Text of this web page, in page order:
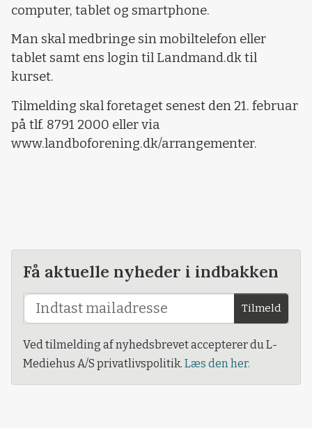
computer, tablet og smartphone.
Man skal medbringe sin mobiltelefon eller
tablet samt ens login til Landmand.dk til
kurset.
Tilmelding skal foretaget senest den 21. februar
på tlf. 8791 2000 eller via
www.landboforening.dk/arrangementer.
Få aktuelle nyheder i indbakken
Tilmeld
Ved tilmelding af nyhedsbrevet accepterer du L-
Mediehus A/S privatlivspolitik. Læs den her.